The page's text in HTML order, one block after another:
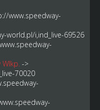
www.speedway-
world.pl/i,ind_live-69526
->
70020